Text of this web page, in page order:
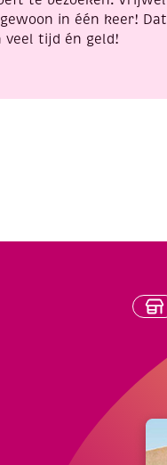
in één keer! Dat
veel tijd én geld!